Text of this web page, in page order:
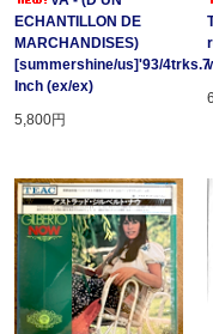
ECHANTILLON DE
MARCHANDISES)
[summershine/us]'93/4trks.7
Inch (ex/ex)
5,800円